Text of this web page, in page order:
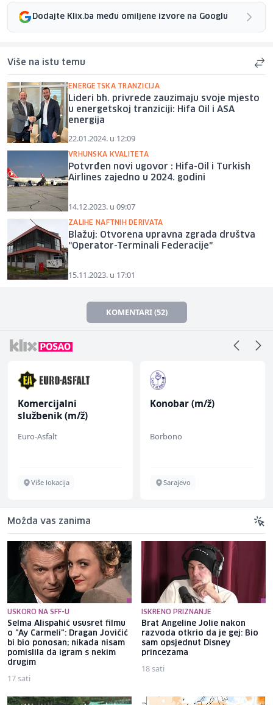
Dodajte Klix.ba među omiljene izvore na Googlu
Više na istu temu
ENERGETSKA TRANZICIJA
Lideri bh. privrede zauzimaju svoje mjesto
u energetskoj tranziciji: Hifa Oil i ASA
energija
22.01.2024. u 12:09
VRHUNSKA KVALITETA
Potvrđen novi ugovor : Hifa-Oil i Turkish
Airlines zajedno u 2024. godini
14.12.2023. u 09:07
ZALIHE NAFTNIH DERIVATA
Blažuj: Otvorena upravna zgrada društva
"Operator-Terminali Federacije"
15.11.2023. u 17:01
KOMENTARI (52)
Komercijalni
službenik (m/ž)
Euro-Asfalt
Više lokacija
Konobar (m/ž)
Borbono
Sarajevo
Možda vas zanima
USKORO NA SFF-U
Selma Alispahić ususret filmu
o "Ay Carmeli": Dragan Jovičić
bi bio ponosan; nikada nisam
pomislila da igram s nekim
drugim
17 sati
ISKRENO PRIZNANJE
Brat Angeline Jolie nakon
razvoda otkrio da je gej: Bio
sam opsjednut Disney
princezama
18 sati